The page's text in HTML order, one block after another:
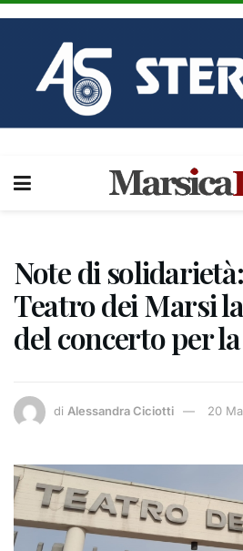
Note di
Teatro dei Marsi la
del concerto per
di Alessandra Ciciotti 20